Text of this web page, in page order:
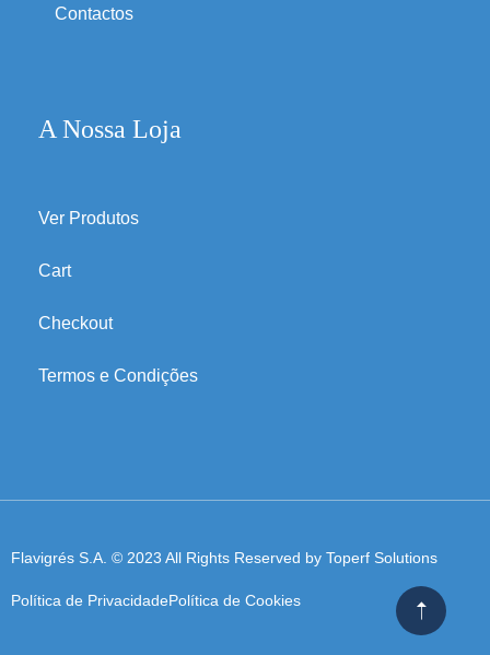
Contactos
A Nossa Loja
Ver Produtos
Cart
Checkout
Termos e Condições
Flavigrés S.A. © 2023 All Rights Reserved by Toperf Solutions
Política de PrivacidadePolítica de Cookies